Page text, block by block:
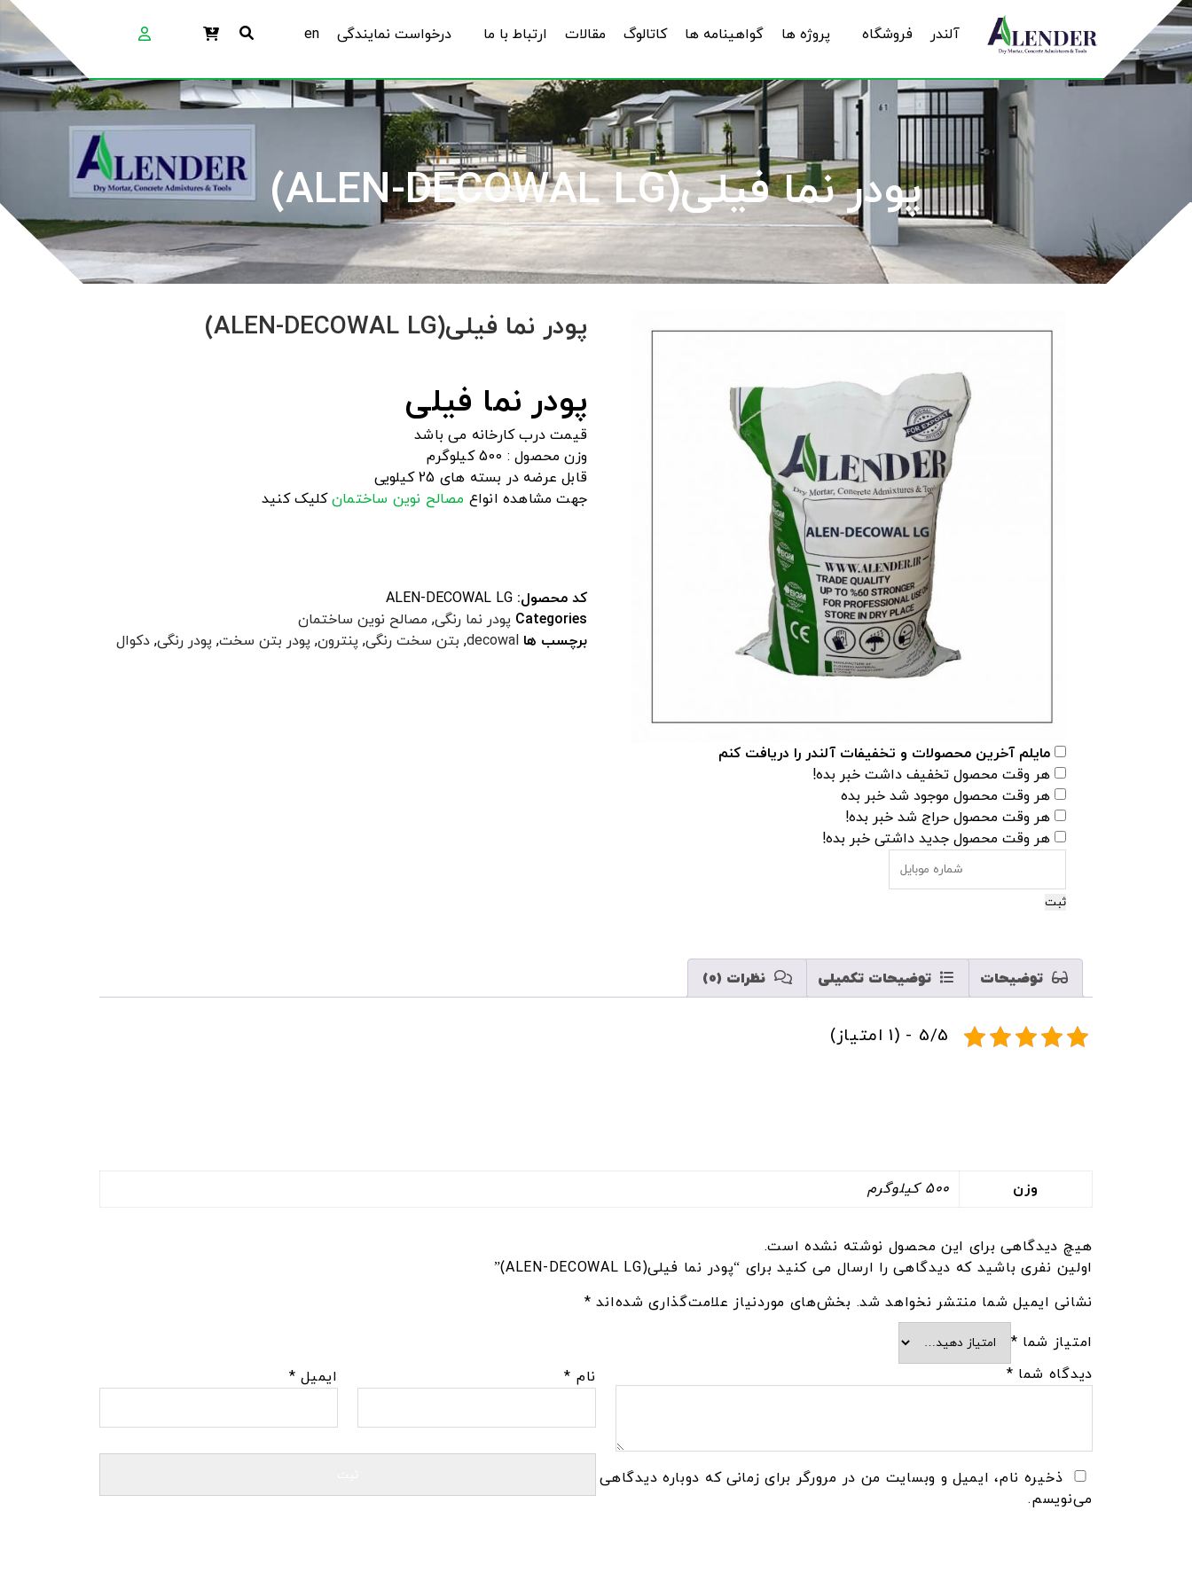
آلندر فروشگاه پروژه ها گواهینامه ها کاتالوگ مقالات ارتباط با ما درخواست نمایندگی en
پودر نما فیلی(ALEN-DECOWAL LG)
مایلم آخرین محصولات و تخفیفات آلندر را دریافت کنم
هر وقت محصول تخفیف داشت خبر بده!
هر وقت محصول موجود شد خبر بده
هر وقت محصول حراج شد خبر بده!
هر وقت محصول جدید داشتی خبر بده!
ثبت
پودر نما فیلی(ALEN-DECOWAL LG)
پودر نما فیلی
قیمت درب کارخانه می باشد
وزن محصول : 500 کیلوگرم
قابل عرضه در بسته های 25 کیلویی
جهت مشاهده انواع مصالح نوین ساختمانکلیک کنید
کد محصول: ALEN-DECOWAL LG
Categories پودر نما رنگی, مصالح نوین ساختمان
برچسب ها decowal
, بتن سخت رنگی, پنترون, پودر بتن سخت, پودر رنگی, دکوال
توضیحات توضیحات تکمیلی نظرات (0)
5/5 - (1 امتیاز)
وزن 500 کیلوگرم
هیچ دیدگاهی برای این محصول نوشته نشده است.
اولین نفری باشید که دیدگاهی را ارسال می کنید برای “پودر نما فیلی(ALEN-DECOWAL LG)”
نشانی ایمیل شما منتشر نخواهد شد. بخش‌های موردنیاز علامت‌گذاری شده‌اند *
امتیاز شما *
دیدگاه شما * نام * ایمیل *
ذخیره نام، ایمیل و وبسایت من در مرورگر برای زمانی که دوباره دیدگاهی
می‌نویسم.